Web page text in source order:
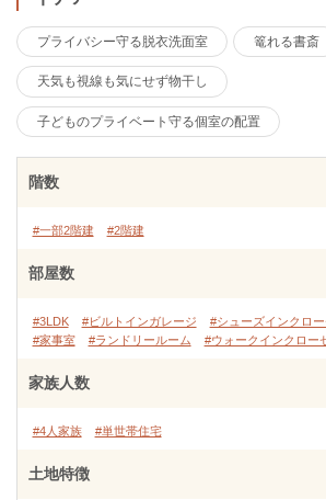
プライバシー守る脱衣洗面室 篭れる書斎
天気も視線も気にせず物干し
子どものプライベート守る個室の配置
階数
#一部2階建 #2階建
部屋数
#3LDK #ビルトインガレージ #シューズインクロー
#家事室
#ランドリールーム #ウォークインクロー
家族人数
#4人家族 #単世帯住宅
土地特徴